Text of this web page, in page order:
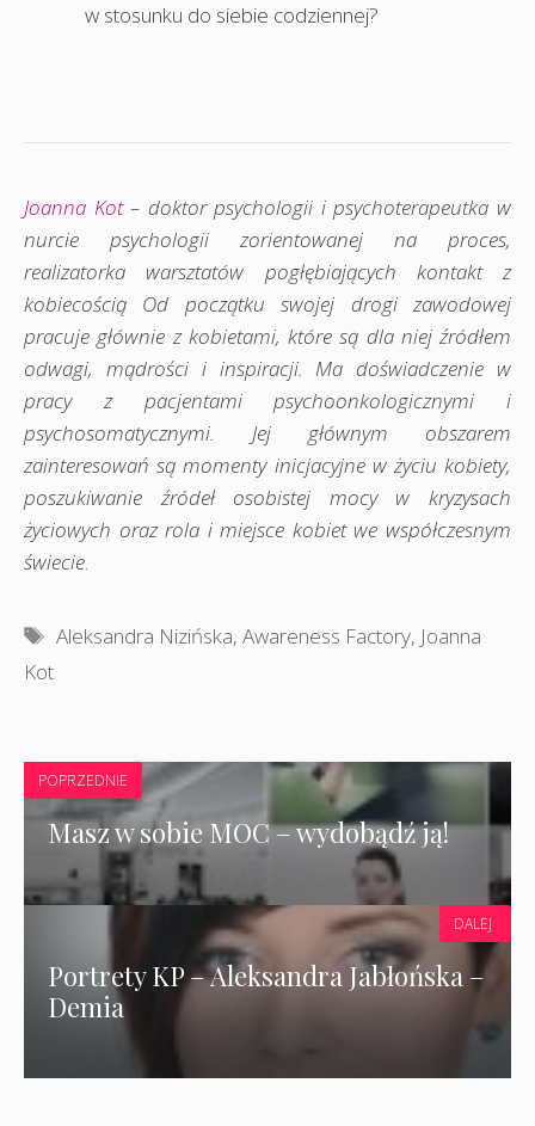
w stosunku do siebie codziennej?
Joanna Kot– doktor psychologii i psychoterapeutka w
nurcie psychologii zorientowanej na proces,
realizatorka warsztatów pogłębiających kontakt z
kobiecością Od początku swojej drogi zawodowej
pracuje głównie z kobietami, które są dla niej źródłem
odwagi, mądrości i inspiracji. Ma doświadczenie w
pracy z pacjentami psychoonkologicznymi i
psychosomatycznymi. Jej głównym obszarem
zainteresowań są momenty inicjacyjne w życiu kobiety,
poszukiwanie źródeł osobistej mocy w kryzysach
życiowych oraz rola i miejsce kobiet we współczesnym
świecie
Tagi
Aleksandra Nizińska,Awareness Factory, Joanna
Kot
POPRZEDNIE
Masz w sobie MOC – wydobądź ją!
Portrety KP – Aleksandra Jabłońska –
Demia
DALEJ